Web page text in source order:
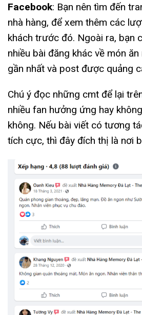
Facebook: Bạn nên tìm đến
nhà hàng, để xem thêm các
khách trước đó. Ngoài ra, bạn
nhiều bài đăng khác về món
gần nhất và post được quảng
Chú ý đọc những cmt để lại
nhiều fan hưởng ứng hay
không. Nếu bài viết có tương
tích cực, thì đây đích thị là nơi